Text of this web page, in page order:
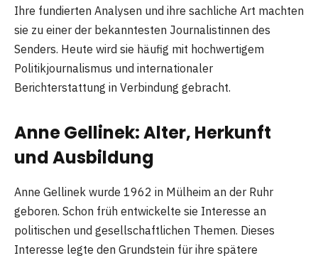
Ihre fundierten Analysen und ihre sachliche Art machten
sie zu einer der bekanntesten Journalistinnen des
Senders. Heute wird sie häufig mit hochwertigem
Politikjournalismus und internationaler
Berichterstattung in Verbindung gebracht.
Anne Gellinek: Alter, Herkunft
und Ausbildung
Anne Gellinek wurde 1962 in Mülheim an der Ruhr
geboren. Schon früh entwickelte sie Interesse an
politischen und gesellschaftlichen Themen. Dieses
Interesse legte den Grundstein für ihre spätere